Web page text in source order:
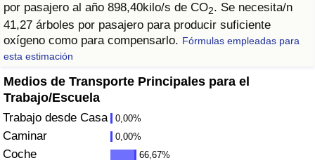
por pasajero al año 898,40kilo/s de CO2. Se necesita/n
41,27 árboles por pasajero para producir suficiente
oxígeno como para compensarlo. Fórmulas empleadas para
esta estimación
Medios de Transporte Principales para el
Trabajo/Escuela
Trabajo desde Casa 0,00%
Caminar 0,00%
Coche 66,67%
(Actual)
Índice de Criminalidad
Índice de criminalidad por país
Sanidad
Índice de Sanidad (Actual)